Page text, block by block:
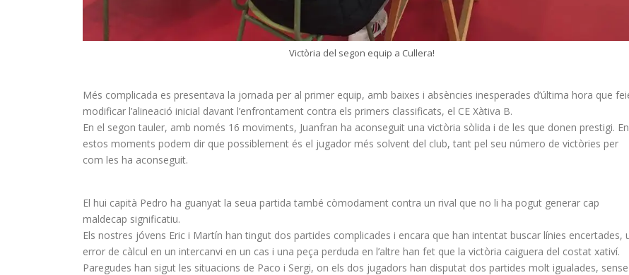
Victòria del segon equip a Cullera!
Més complicada es presentava la jornada per al primer equip, amb baixes i absències inesperades d’última hora que
modificar l’alineació inicial davant l’enfrontament contra els primers classificats, el CE Xàtiva B.
En el segon tauler, amb només 16 moviments, Juanfran ha aconseguit una victòria sòlida i de les que donen prestigi. En
estos moments podem dir que possiblement és el jugador més solvent del club, tant pel seu número de victòries per
com les ha aconseguit.
El hui capità Pedro ha guanyat la seua partida també còmodament contra un rival que no li ha pogut generar cap
maldecap significatiu.
Els nostres jóvens Eric i Martín han tingut dos partides complicades i encara que han intentat buscar línies encertades,
error de càlcul en un intercanvi en un cas i una peça perduda en l’altre han fet que la victòria caiguera del costat xativí.
Paregudes han sigut les situacions de Paco i Sergi, on els dos jugadors han disputat dos partides molt igualades, sense